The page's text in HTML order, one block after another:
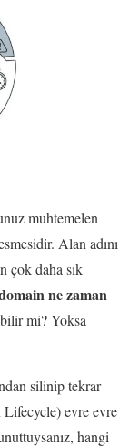
muhtemelen
Alan adını
çok daha sık
ne zaman
mi? Yoksa
silinip tekrar
Lifecycle) evre evre
hangi